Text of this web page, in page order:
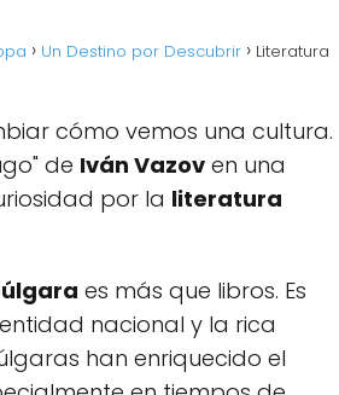
Un Destino por Descubrir
Literatura
cómo vemos una cultura.
de Iván Vazov en una
por la literatura
es más que libros. Es
nacional y la rica
han enriquecido el